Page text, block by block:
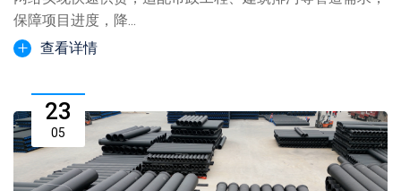
保障项目进度，降...
查看详情
23
05